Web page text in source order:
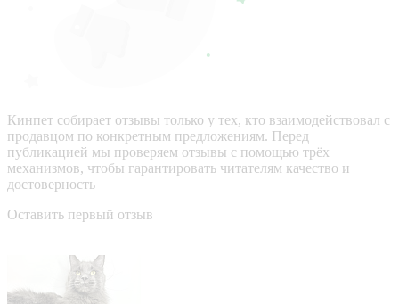
Кинпет собирает отзывы только у тех, кто взаимодействовал с
продавцом по конкретным предложениям. Перед
публикацией мы проверяем отзывы с помощью трёх
механизмов, чтобы гарантировать читателям качество и
достоверность
Оставить первый отзыв